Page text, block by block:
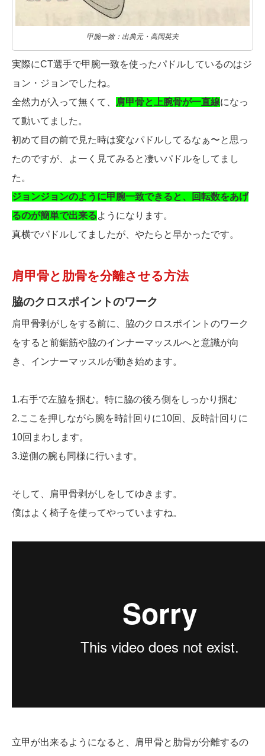
甲腕一致：出典元・高岡英夫
実際にCT選手で甲腕一致を使ったパドルしているのはジ
ョン・ジョンでしたね。
全然力が入って無くて、
肩甲骨と上腕骨が一直線になっ
て動いてました。
初めて目の前で見た時は変なパドルしてるなぁ〜と思っ
たのですが、よーく見てみると凄いパドルをしてまし
た。
ジョンジョンのように甲腕一致できると、回転数をあげ
るのが簡単で出来るようになります。
真横でパドルしてましたが、やたらと早かったです。
肩甲骨と肋骨を分離させる方法
脇のクロスポイントのワーク
肩甲骨剥がしをする前に、脇のクロスポイントのワーク
をすると前鋸筋や脇のインナーマッスルへと意識が向
き、インナーマッスルが動き始めます。
1.右手で左脇を掴む。特に脇の後ろ側をしっかり掴む
2.ここを押しながら腕を時計回りに10回、反時計回りに
10回まわします。
3.逆側の腕も同様に行います。
そして、肩甲骨剥がしをしてゆきます。
僕はよく椅子を使ってやっていますね。
立甲が出来るようになると、肩甲骨と肋骨が分離するの